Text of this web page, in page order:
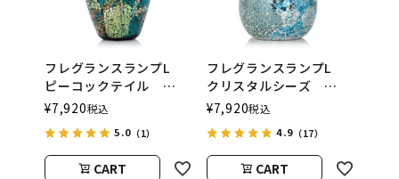
フレグランスランプL
ピーコックテイル
ASHLEIGH&BURWOOD
（アシュレイアンドバー
ウッド）
¥7,920税込
5.0 （1）
CART
フレグランスランプL
クリスタルシーズ
ASHLEIGH&BURWOOD
（アシュレイアンドバー
ウッド）
¥7,920税込
4.9（17）
CART